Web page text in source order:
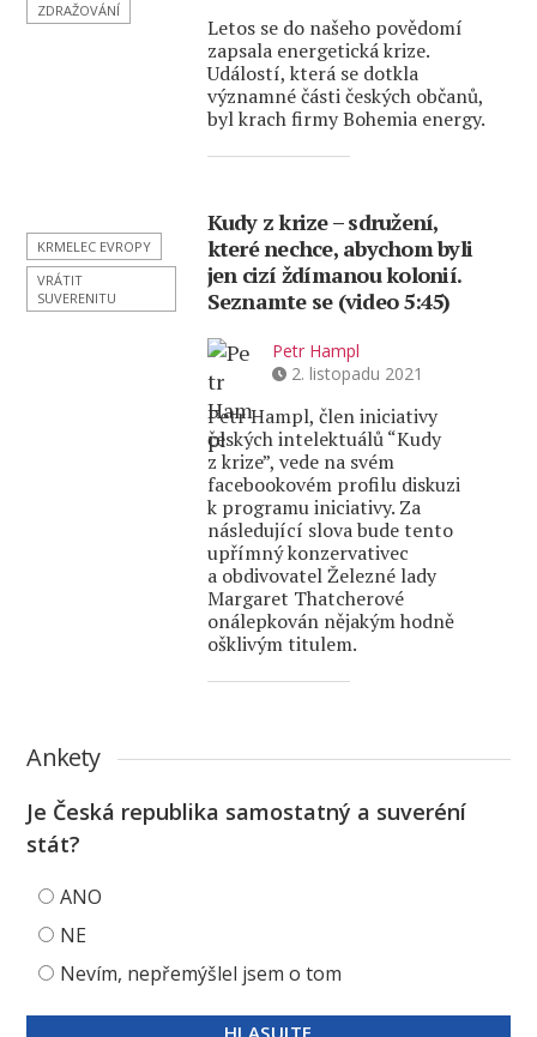
ZDRAŽOVÁNÍ
Letos se do našeho povědomí
zapsala energetická krize.
Událostí, která se dotkla
významné části českých občanů,
byl krach firmy Bohemia energy.
KRMELEC EVROPY
VRÁTIT
SUVERENITU
Kudy z krize – sdružení,
které nechce, abychom byli
jen cizí ždímanou kolonií.
Seznamte se (video 5:45)
Petr Hampl
2. listopadu 2021
Petr Hampl, člen iniciativy
českých intelektuálů “Kudy
z krize”, vede na svém
facebookovém profilu diskuzi
k programu iniciativy. Za
následující slova bude tento
upřímný konzervativec
a obdivovatel Železné lady
Margaret Thatcherové
onálepkován nějakým hodně
ošklivým titulem.
Ankety
Je Česká republika samostatný a suveréní
stát?
ANO
NE
Nevím, nepřemýšlel jsem o tom